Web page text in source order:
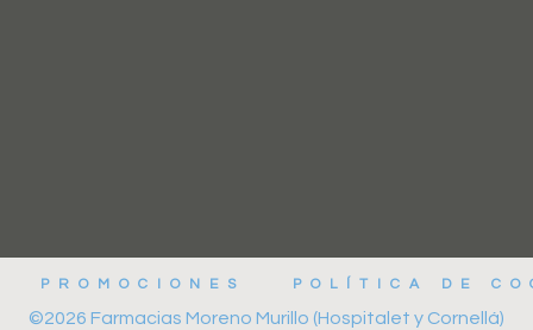
PROMOCIONES POLÍTICA DE
©2026 Farmacias Moreno Murillo (Hospitalet y Cornellá)